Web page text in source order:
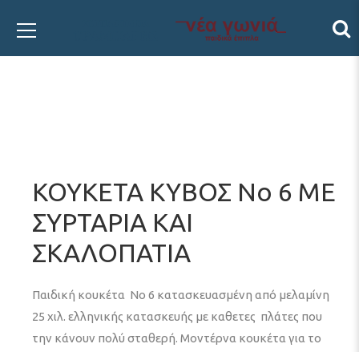
ΚΟΥΚΕΤΑ ΚΥΒΟΣ Νο 6 ΜΕ
ΣΥΡΤΑΡΙΑ ΚΑΙ
ΣΚΑΛΟΠΑΤΙΑ
Παιδική κουκέτα Νο 6 κατασκευασμένη από μελαμίνη
25 χιλ. ελληνικής κατασκευής με καθετες πλάτες που
την κάνουν πολύ σταθερή. Μοντέρνα κουκέτα για το